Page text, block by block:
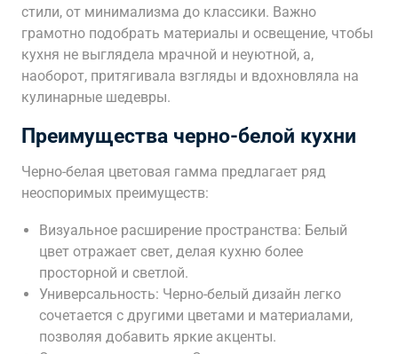
стили, от минимализма до классики. Важно
грамотно подобрать материалы и освещение, чтобы
кухня не выглядела мрачной и неуютной, а,
наоборот, притягивала взгляды и вдохновляла на
кулинарные шедевры.
Преимущества черно-белой кухни
Черно-белая цветовая гамма предлагает ряд
неоспоримых преимуществ:
Визуальное расширение пространства: Белый
цвет отражает свет, делая кухню более
просторной и светлой.
Универсальность: Черно-белый дизайн легко
сочетается с другими цветами и материалами,
позволяя добавить яркие акценты.